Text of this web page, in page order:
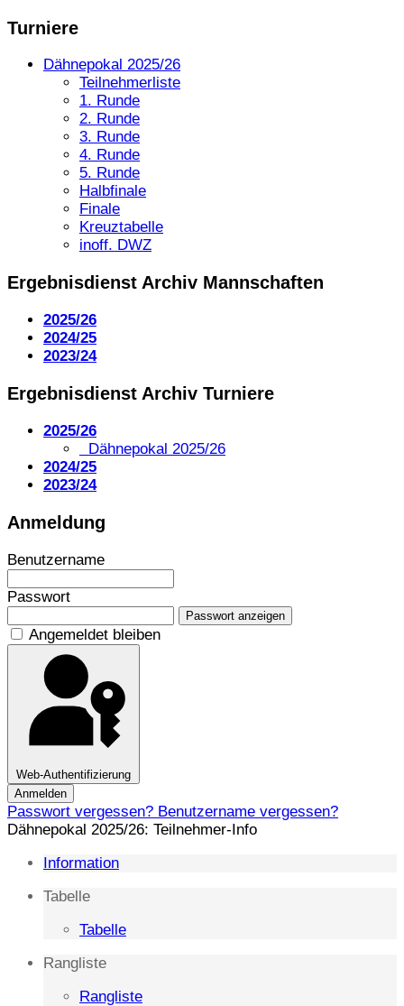
Turniere
Dähnepokal 2025/26
Teilnehmerliste
1. Runde
2. Runde
3. Runde
4. Runde
5. Runde
Halbfinale
Finale
Kreuztabelle
inoff. DWZ
Ergebnisdienst Archiv Mannschaften
2025/26
2024/25
2023/24
Ergebnisdienst Archiv Turniere
2025/26
Dähnepokal 2025/26
2024/25
2023/24
Anmeldung
Benutzername
Passwort
Passwort anzeigen
Angemeldet bleiben
Web-Authentifizierung
Anmelden
Passwort vergessen? Benutzername vergessen?
Dähnepokal 2025/26: Teilnehmer-Info
Information
Tabelle
Tabelle
Rangliste
Rangliste